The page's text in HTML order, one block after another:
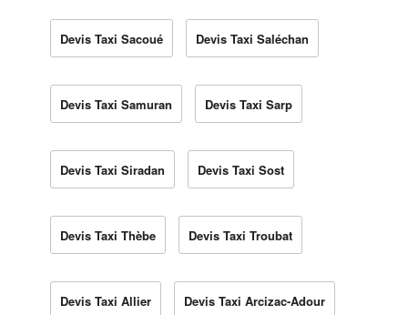
Devis Taxi Sacoué Devis Taxi Saléchan
Devis Taxi Samuran Devis Taxi Sarp
Devis Taxi Siradan Devis Taxi Sost
Devis Taxi Thèbe Devis Taxi Troubat
Devis Taxi Allier Devis Taxi Arcizac-Adour